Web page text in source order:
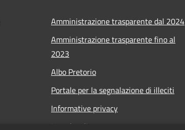
Amministrazione trasparente dal 2024
Amministrazione trasparente fino al
2023
Albo Pretorio
Portale per la segnalazione di illeciti
Informative privacy
Note legali